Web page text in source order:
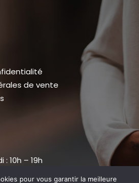
de vente
10h – 19h
pour vous garantir la meilleure